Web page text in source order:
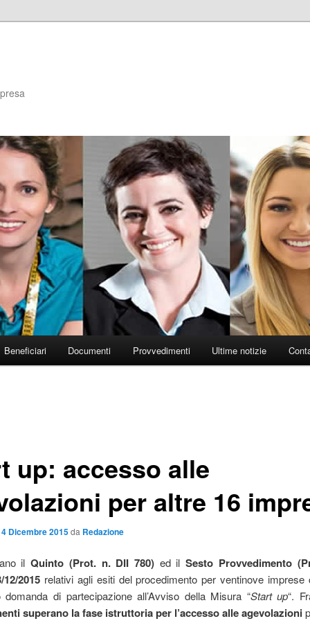
Beneficiari Documenti Provvedimenti Ultime notizie
up: accesso alle
per altre 16
4 Dicembre 2015da Redazione
ilQuinto (Prot. n. DII 780) ed ilSesto Provvedimento
2015relativi agli esiti del procedimento per ventinove imprese
domanda di partecipazione all’Avviso della Misura “Start up“.
superano la fase istruttoria per l’accesso alle agevolazioni